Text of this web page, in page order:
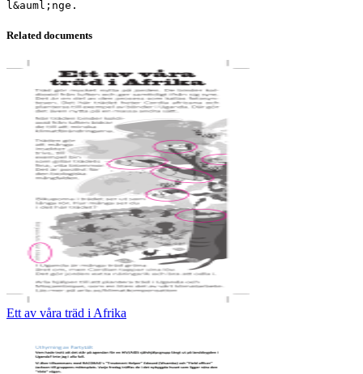
Related documents
Ett av våra träd i Afrika